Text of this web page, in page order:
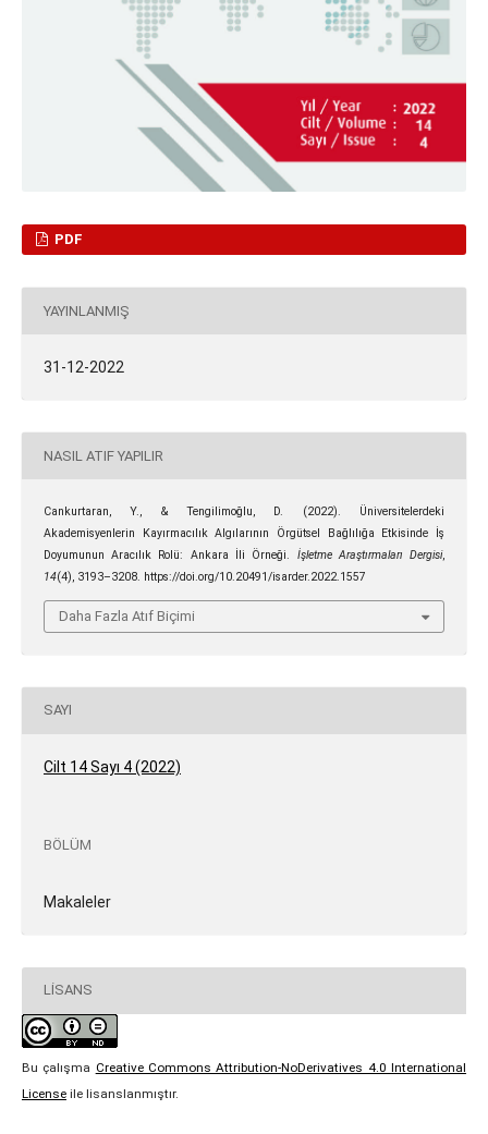
PDF
YAYINLANMIŞ
31-12-2022
NASIL ATIF YAPILIR
Cankurtaran, Y., & Tengilimoğlu, D. (2022). Üniversitelerdeki
Akademisyenlerin Kayırmacılık Algılarının Örgütsel Bağlılığa Etkisinde İş
Doyumunun Aracılık Rolü: Ankara İli Örneği. İşletme Araştırmaları Dergisi,
14(4), 3193–3208. https://doi.org/10.20491/isarder.2022.1557
Daha Fazla Atıf Biçimi
SAYI
Cilt 14 Sayı 4 (2022)
BÖLÜM
Makaleler
LISANS
Bu çalışma Creative Commons Attribution-NoDerivatives 4.0 International
Licenseile lisanslanmıştır.